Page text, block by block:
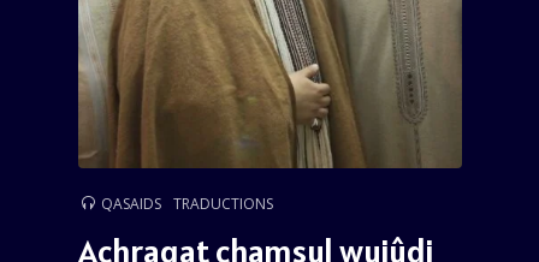
QASAIDS TRADUCTIONS
Achraqat chamsul wujûdi